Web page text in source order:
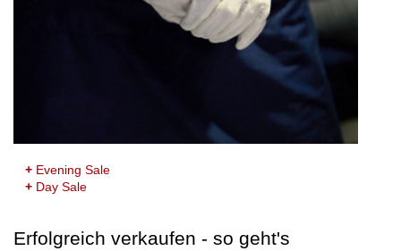
+Evening Sale
+Day Sale
Erfolgreich verkaufen - so geht's